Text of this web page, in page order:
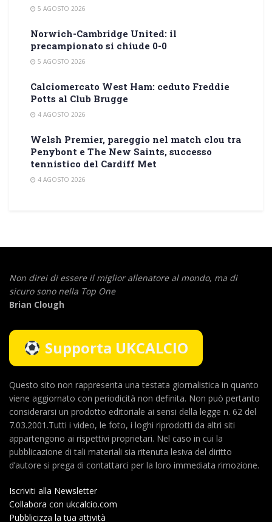
5 AGOSTO 2026
Norwich-Cambridge United: il
precampionato si chiude 0-0
5 AGOSTO 2026
Calciomercato West Ham: ceduto Freddie
Potts al Club Brugge
4 AGOSTO 2026
Welsh Premier, pareggio nel match clou tra
Penybont e The New Saints, successo
tennistico del Cardiff Met
4 AGOSTO 2026
Non direi di essere il miglior allenatore al mondo, ma di
sicuro sono nella Top One
Brian Clough
Supporta UKCALCIO
Questo sito non rappresenta una testata giornalistica in quanto
viene aggiornato con periodicità non definita. Non può pertanto
considerarsi un prodotto editoriale ai sensi della legge n. 62 del
7.03.2001.Tutti i video, le foto, i loghi riprodotti da altri siti
appartengono ai rispettivi proprietari. Nel caso in cui la
pubblicazione di tali materiali sia ritenuta lesiva del diritto
d’autore si prega di contattarci per la loro immediata rimozione.
Iscriviti alla Newsletter
Collabora con ukcalcio.com
Pubblicizza la tua attività